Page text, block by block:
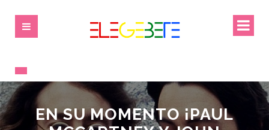
EN SU MOMENTO ¡PAUL